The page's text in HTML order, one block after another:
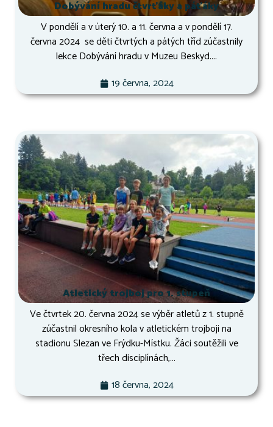
Dobývání hradu čtvrťáky a páťáky
V pondělí a v úterý 10. a 11. června a v pondělí 17.
června 2024 se děti čtvrtých a pátých tříd zúčastnily
lekce Dobývání hradu v Muzeu Beskyd....
19 června, 2024
Atletický trojboj pro 1. stupeň
Ve čtvrtek 20. června 2024 se výběr atletů z 1. stupně
zúčastnil okresního kola v atletickém trojboji na
stadionu Slezan ve Frýdku-Místku. Žáci soutěžili ve
třech disciplínách,...
18 června, 2024